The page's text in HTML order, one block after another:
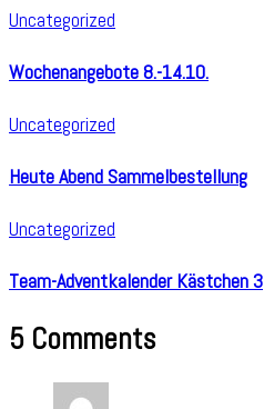
Uncategorized
Wochenangebote 8.-14.10.
Uncategorized
Heute Abend Sammelbestellung
Uncategorized
Team-Adventkalender Kästchen 3
5 Comments